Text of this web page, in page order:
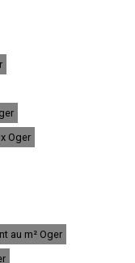
le-François
Tinqueux
à Bétheny
à Fismes
Memmie
Sézanne
le-Grand
lès-Reims
Menehould
Fagnières
à Ay
Suippes
Montmirail
Brice-Courcelles
Dormans
Oger
au m² Oger